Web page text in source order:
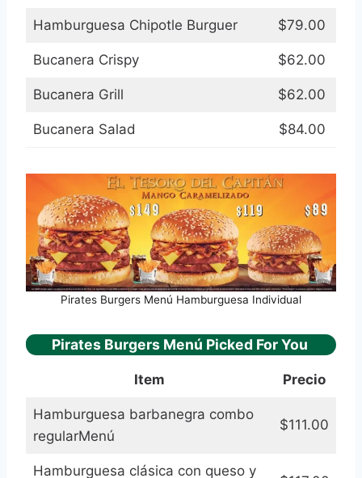
Hamburguesa Chipotle Burguer $79.00
Bucanera Crispy $62.00
Bucanera Grill $62.00
Bucanera Salad $84.00
Pirates Burgers Menú Hamburguesa Individual
Pirates Burgers Menú Picked For You
Item Precio
Hamburguesa barbanegra combo
regularMenú
$111.00
Hamburguesa clásica con queso y